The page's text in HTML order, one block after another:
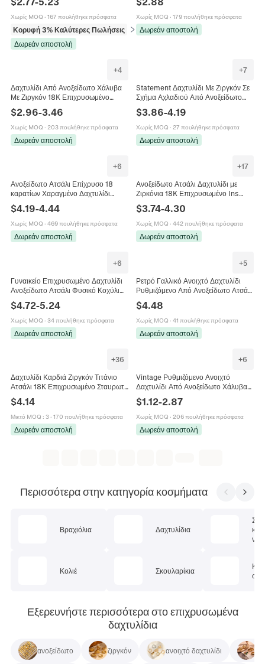
Καρατίου Κοσμήματα Γάμου
Χωρίς MOQ · 167 πουλήθηκε πρόσφατα
Κορυφή 3% Καλύτερες Πωλήσεις
σε Δαχτυλίδια
Δωρεάν αποστολή
Marquise Γεωμετρικά Κοσμήματα
Χωρίς MOQ · 179 πουλήθηκε πρόσφατα
Δωρεάν αποστολή
+4
Δαχτυλίδι Από Ανοξείδωτο Χάλυβα
Με Ζιργκόν 18K Επιχρυσωμένο
Ρυθμιζόμενο Vintage Κόσμημα Για
Γυναίκες
$2.96-3.46
Χωρίς MOQ · 203 πουλήθηκε πρόσφατα
Δωρεάν αποστολή
+7
Statement Δαχτυλίδι Με Ζιργκόν Σε
Σχήμα Αχλαδιού Από Ανοξείδωτο
Ατσάλι 18K Επιχρυσωμένο
Κοσμήματα Μόδας Για Γυναίκες
$3.86-4.19
Χωρίς MOQ · 27 πουλήθηκε πρόσφατα
Δωρεάν αποστολή
+6
Ανοξείδωτο Ατσάλι Επίχρυσο 18
καρατίων Χαραγμένο Δαχτυλίδι
Σφραγίδα για Γυναίκες Πανκ Στυλ
Δρόμου Οβάλ Καρδιά Κοσμήματα
$4.19-4.44
Χωρίς MOQ · 469 πουλήθηκε πρόσφατα
Δωρεάν αποστολή
+17
Ανοξείδωτο Ατσάλι Δαχτυλίδι με
Ζιρκόνια 18K Επιχρυσωμένο Ins
Στυλ Γεωμετρικό Δαχτυλίδι για
Γυναίκες Κοσμήματα
$3.74-4.30
Χωρίς MOQ · 442 πουλήθηκε πρόσφατα
Δωρεάν αποστολή
+6
Γυναικείο Επιχρυσωμένο Δαχτυλίδι
Ανοξείδωτο Ατσάλι Φυσικό Κοχύλι
Κόσμημα Ρετρό Δήλωση
$4.72-5.24
Χωρίς MOQ · 34 πουλήθηκε πρόσφατα
Δωρεάν αποστολή
+5
Ρετρό Γαλλικό Ανοιχτό Δαχτυλίδι
Ρυθμιζόμενο Από Ανοξείδωτο Ατσάλι
Σελήνη Καρδιά Ταρώ Κοσμήματα
Γυναικεία
$4.48
Χωρίς MOQ · 41 πουλήθηκε πρόσφατα
Δωρεάν αποστολή
+36
Δαχτυλίδι Καρδιά Ζιργκόν Τιτάνιο
Ατσάλι 18Κ Επιχρυσωμένο Σταυρωτό
Ρυθμιζόμενο Ανοιχτό Κόσμημα
Γυναικείο
$4.14
Μικτό MOQ : 3· 170 πουλήθηκε πρόσφατα
Δωρεάν αποστολή
+6
Vintage Ρυθμιζόμενο Ανοιχτό
Δαχτυλίδι Από Ανοξείδωτο Χάλυβα
Επιχρυσωμένο Τυρκουάζ Evil Eye
Σμάλτο Γεωμετρικά Κοσμήματα
Γυναίκες
$1.12-2.87
Χωρίς MOQ · 206 πουλήθηκε πρόσφατα
Δωρεάν αποστολή
Περισσότερα στην κατηγορία κοσμήματα
Βραχιόλια
Κολιέ
Δαχτυλίδια
Σκουλαρίκια
Σετ
ν
Εξερευνήστε περισσότερα στο επιχρυσωμένα
δαχτυλίδια
ανοξείδωτο ζιργκόν ανοιχτό δαχτυλίδι